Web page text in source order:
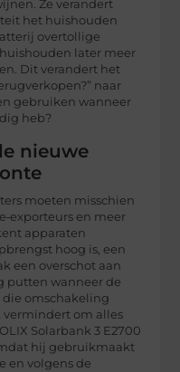
Ze verandert
het huishouden
overtollige
later meer
Dit verandert het
naar
gebruiken wanneer
heb?
nieuwe
moeten misschien
en meer
apparaten
hoog is, een
een overschot aan
putten wanneer de
omschakeling
om alles
Solarbank 3 E2700
hij gebruikmaakt
en volgens de